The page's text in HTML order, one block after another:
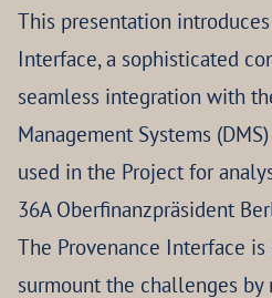
This presentation
Interface, a sophisticated
seamless integration with
Management Systems
used in the Project for
36A Oberfinanzpräsident
The Provenance Interface
surmount the challenges by